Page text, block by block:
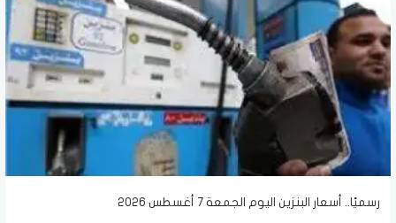
رسميًا.. أسعار البنزين اليوم الجمعة 7 أغسطس 2026